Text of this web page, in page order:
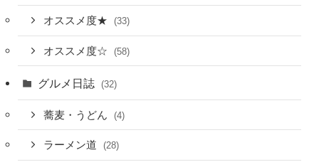
オススメ度★ (33)
オススメ度☆ (58)
グルメ日誌 (32)
蕎麦・うどん (4)
ラーメン道 (28)